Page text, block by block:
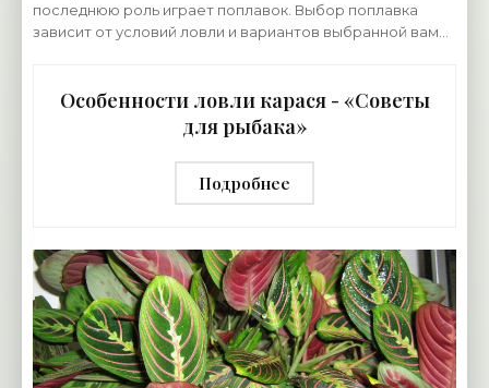
последнюю роль играет поплавок. Выбор поплавка
зависит от условий ловли и вариантов выбранной вами
Особенности ловли карася - «Советы
для рыбака»
Подробнее